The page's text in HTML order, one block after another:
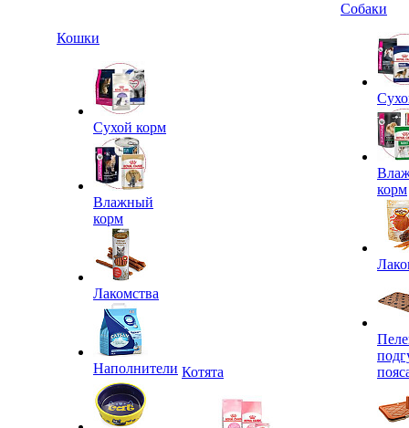
Кошки
Сухой корм
Влажный
корм
Лакомства
Наполнители Котята
Собаки
корм